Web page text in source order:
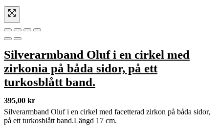
Silverarmband Oluf i en cirkel med
zirkonia på båda sidor, på ett
turkosblått band.
395,00 kr
Silverarmband Oluf i en cirkel med facetterad zirkon på båda sidor,
på ett turkosblått band.Längd 17 cm.